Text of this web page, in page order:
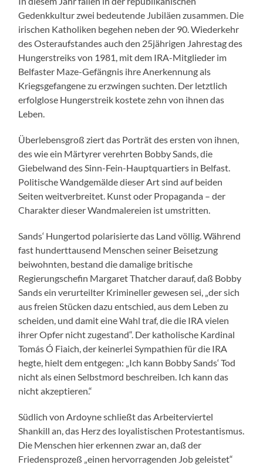
Gedenkkultur zwei bedeutende Jubiläen zusammen. Die
irischen Katholiken begehen neben der 90. Wiederkehr
des Osteraufstandes auch den 25jährigen Jahrestag des
Hungerstreiks von 1981, mit dem IRA-Mitglieder im
Belfaster Maze-Gefängnis ihre Anerkennung als
Kriegsgefangene zu erzwingen suchten. Der letztlich
erfolglose Hungerstreik kostete zehn von ihnen das
Leben.
Überlebensgroß ziert das Porträt des ersten von ihnen,
des wie ein Märtyrer verehrten Bobby Sands, die
Giebelwand des Sinn-Fein-Hauptquartiers in Belfast.
Politische Wandgemälde dieser Art sind auf beiden
Seiten weitverbreitet. Kunst oder Propaganda – der
Charakter dieser Wandmalereien ist umstritten.
Sands‘ Hungertod polarisierte das Land völlig. Während
fast hunderttausend Menschen seiner Beisetzung
beiwohnten, bestand die damalige britische
Regierungschefin Margaret Thatcher darauf, daß Bobby
Sands ein verurteilter Krimineller gewesen sei, „der sich
aus freien Stücken dazu entschied, aus dem Leben zu
scheiden, und damit eine Wahl traf, die die IRA vielen
ihrer Opfer nicht zugestand“. Der katholische Kardinal
Tomás Ó Fiaich, der keinerlei Sympathien für die IRA
hegte, hielt dem entgegen: „Ich kann Bobby Sands‘ Tod
nicht als einen Selbstmord beschreiben. Ich kann das
nicht akzeptieren.“
Südlich von Ardoyne schließt das Arbeiterviertel
Shankill an, das Herz des loyalistischen Protestantismus.
Die Menschen hier erkennen zwar an, daß der
Friedensprozeß „einen hervorragenden Job geleistet“